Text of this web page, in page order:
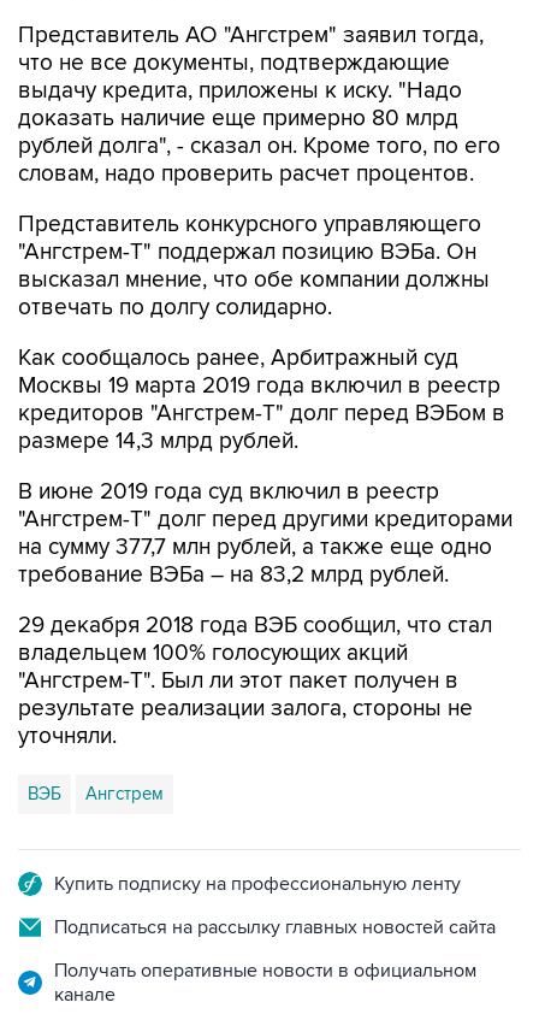
Представитель АО "Ангстрем" заявил тогда,
что не все документы, подтверждающие
выдачу кредита, приложены к иску. "Надо
доказать наличие еще примерно 80 млрд
рублей долга", - сказал он. Кроме того, по его
словам, надо проверить расчет процентов.
Представитель конкурсного управляющего
"Ангстрем-Т" поддержал позицию ВЭБа. Он
высказал мнение, что обе компании должны
отвечать по долгу солидарно.
Как сообщалось ранее, Арбитражный суд
Москвы 19 марта 2019 года включил в реестр
кредиторов "Ангстрем-Т" долг перед ВЭБом в
размере 14,3 млрд рублей.
В июне 2019 года суд включил в реестр
"Ангстрем-Т" долг перед другими кредиторами
на сумму 377,7 млн рублей, а также еще одно
требование ВЭБа – на 83,2 млрд рублей.
29 декабря 2018 года ВЭБ сообщил, что стал
владельцем 100% голосующих акций
"Ангстрем-Т". Был ли этот пакет получен в
результате реализации залога, стороны не
уточняли.
ВЭБ Ангстрем
Купить подписку на профессиональную ленту
Подписаться на рассылку главных новостей сайта
Получать оперативные новости в официальном
канале